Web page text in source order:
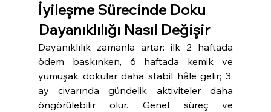
İyileşme Sürecinde Doku
Dayanıklılığı Nasıl Değişir
Dayanıklılık zamanla artar: ilk 2 haftada
ödem baskınken, 6 haftada kemik ve
yumuşak dokular daha stabil hâle gelir; 3.
ay civarında gündelik aktiviteler daha
öngörülebilir olur. Genel süreç ve